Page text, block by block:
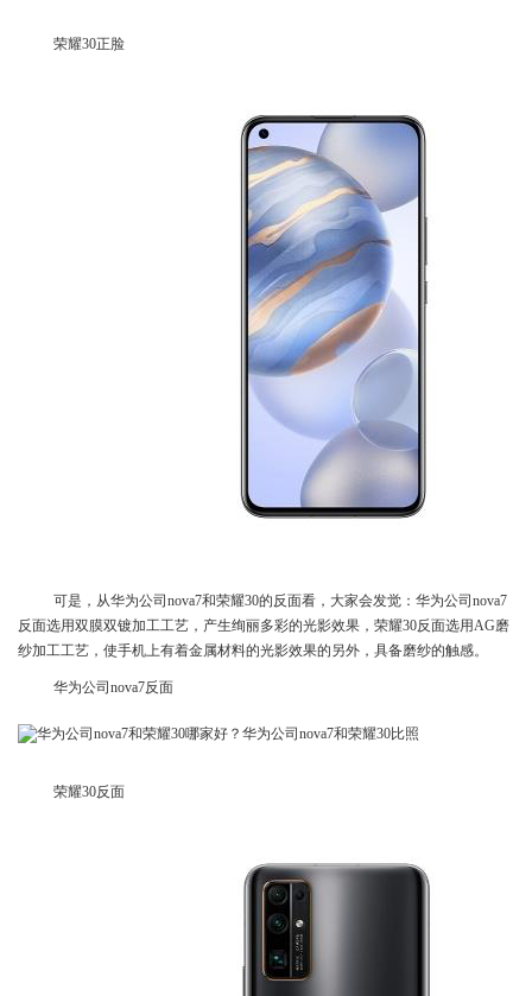
荣耀30正脸
可是，从华为公司nova7和荣耀30的反面看，大家会发觉：华为公司nova7
反面选用双膜双镀加工工艺，产生绚丽多彩的光影效果，荣耀30反面选用AG磨
纱加工工艺，使手机上有着金属材料的光影效果的另外，具备磨纱的触感。
华为公司nova7反面
荣耀30反面